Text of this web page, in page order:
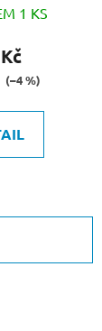
1 KS
(–4 %)